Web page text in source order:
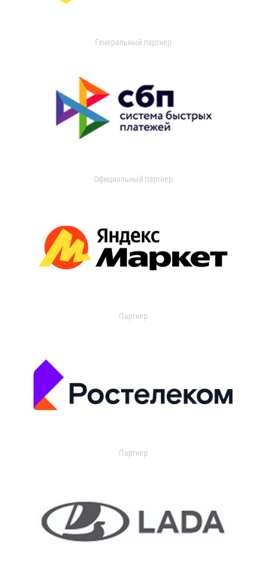
Генеральный партнер
Официальный партнер
Партнер
Партнер